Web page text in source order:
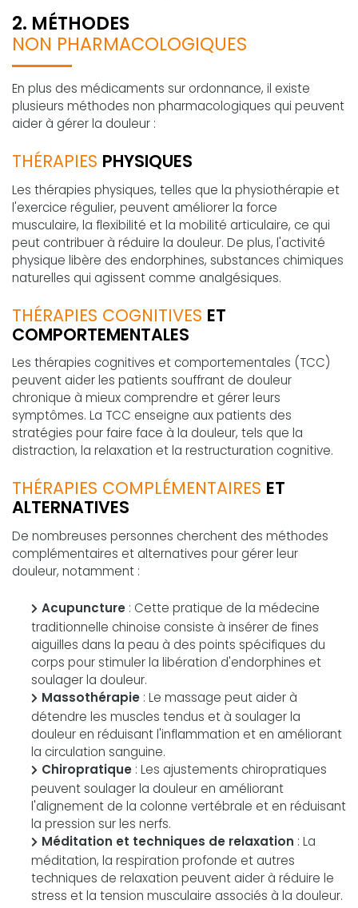
2. MÉTHODES
NON PHARMACOLOGIQUES
En plus des médicaments sur ordonnance, il existe
plusieurs méthodes non pharmacologiques qui peuvent
aider à gérer la douleur :
THÉRAPIES PHYSIQUES
Les thérapies physiques, telles que la physiothérapie et
l'exercice régulier, peuvent améliorer la force
musculaire, la flexibilité et la mobilité articulaire, ce qui
peut contribuer à réduire la douleur. De plus, l'activité
physique libère des endorphines, substances chimiques
naturelles qui agissent comme analgésiques.
THÉRAPIES COGNITIVES ET
COMPORTEMENTALES
Les thérapies cognitives et comportementales (TCC)
peuvent aider les patients souffrant de douleur
chronique à mieux comprendre et gérer leurs
symptômes. La TCC enseigne aux patients des
stratégies pour faire face à la douleur, tels que la
distraction, la relaxation et la restructuration cognitive.
THÉRAPIES COMPLÉMENTAIRES ET
ALTERNATIVES
De nombreuses personnes cherchent des méthodes
complémentaires et alternatives pour gérer leur
douleur, notamment :
Acupuncture: Cette pratique de la médecine
traditionnelle chinoise consiste à insérer de fines
aiguilles dans la peau à des points spécifiques du
corps pour stimuler la libération d'endorphines et
soulager la douleur.
Massothérapie: Le massage peut aider à
détendre les muscles tendus et à soulager la
douleur en réduisant l'inflammation et en améliorant
la circulation sanguine.
Chiropratique: Les ajustements chiropratiques
peuvent soulager la douleur en améliorant
l'alignement de la colonne vertébrale et en réduisant
la pression sur les nerfs.
Méditation et techniques de relaxation : La
méditation, la respiration profonde et autres
techniques de relaxation peuvent aider à réduire le
stress et la tension musculaire associés à la douleur.